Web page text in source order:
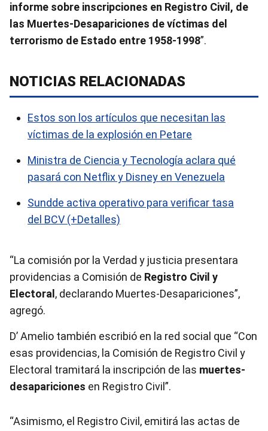
informe sobre inscripciones en Registro Civil, de
las Muertes-Desapariciones de víctimas del
terrorismo de Estado entre 1958-1998”.
NOTICIAS RELACIONADAS
Estos son los artículos que necesitan las
víctimas de la explosión en Petare
Ministra de Ciencia y Tecnología aclara qué
pasará con Netflix y Disney en Venezuela
Sundde activa operativo para verificar tasa
del BCV (+Detalles)
“La comisión por la Verdad y justicia presentara
providencias a Comisión de Registro Civil y
Electoral , declarando Muertes-Desapariciones”,
agregó.
D’ Amelio también escribió en la red social que “Con
esas providencias, la Comisión de Registro Civil y
Electoral tramitará la inscripción de las muertes-
desapariciones en Registro Civil”.
“Asimismo, el Registro Civil, emitirá las actas de